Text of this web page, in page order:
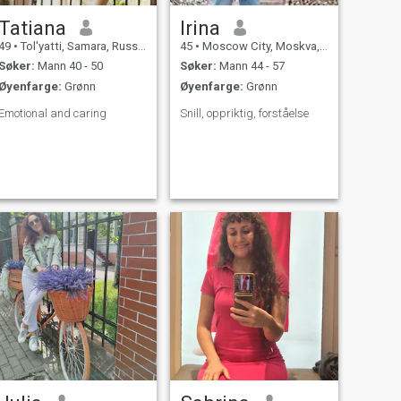
Tatiana
• Tol'yatti, Samara, Russland
Søker: Mann 40 - 50
Øyenfarge: Grønn
Emotional and caring
Irina
45 • Moscow City, Moskva, Russland
Søker: Mann 44 - 57
Øyenfarge: Grønn
Snill, oppriktig, forståelse